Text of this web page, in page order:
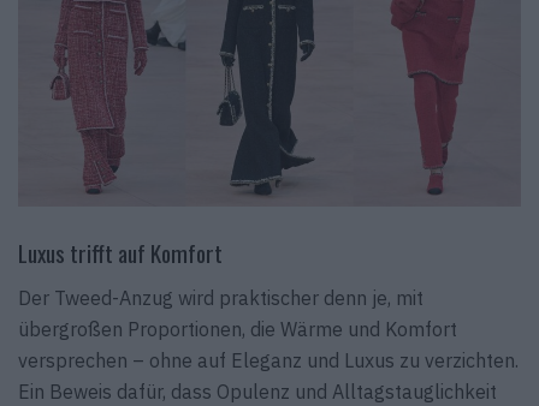
Luxus trifft auf Komfort
Der Tweed-Anzug wird praktischer denn je, mit
übergroßen Proportionen, die Wärme und Komfort
versprechen – ohne auf Eleganz und Luxus zu verzichten.
Ein Beweis dafür, dass Opulenz und Alltagstauglichkeit